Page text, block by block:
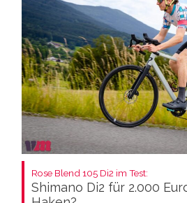
Rose Blend 105 Di2 im Test:
Shimano Di2 für 2.000